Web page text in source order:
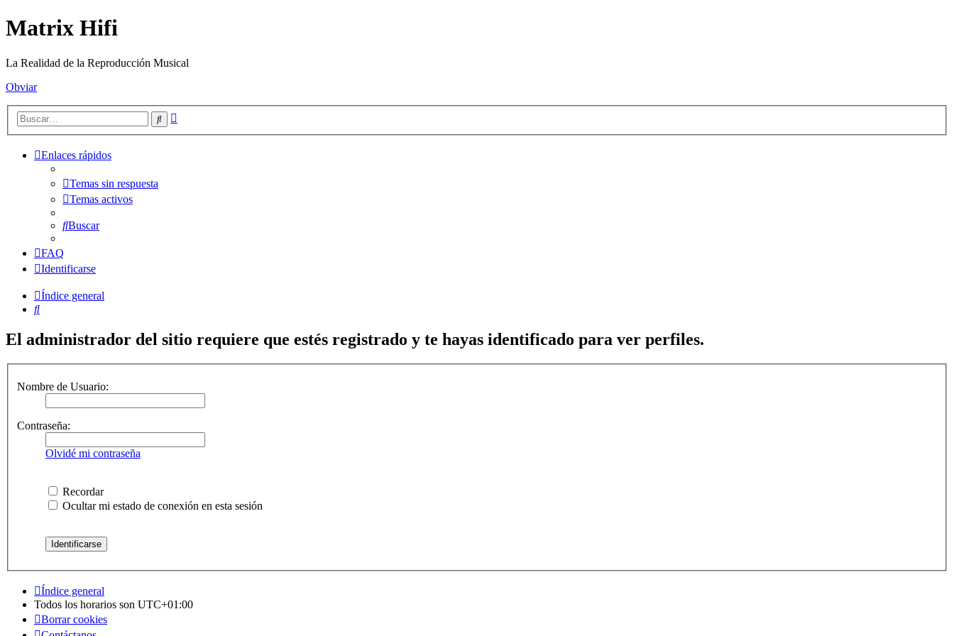
Matrix Hifi
La Realidad de la Reproducción Musical
Obviar
Buscar
Enlaces rápidos
Temas sin respuesta
Temas activos
Buscar
FAQ
Identificarse
Índice general
Buscar
El administrador del sitio requiere que estés registrado y te hayas identificado para ver perfiles.
Nombre de Usuario:
Contraseña:
Olvidé mi contraseña
Recordar
Ocultar mi estado de conexión en esta sesión
Índice general
Todos los horarios son UTC+01:00
Borrar cookies